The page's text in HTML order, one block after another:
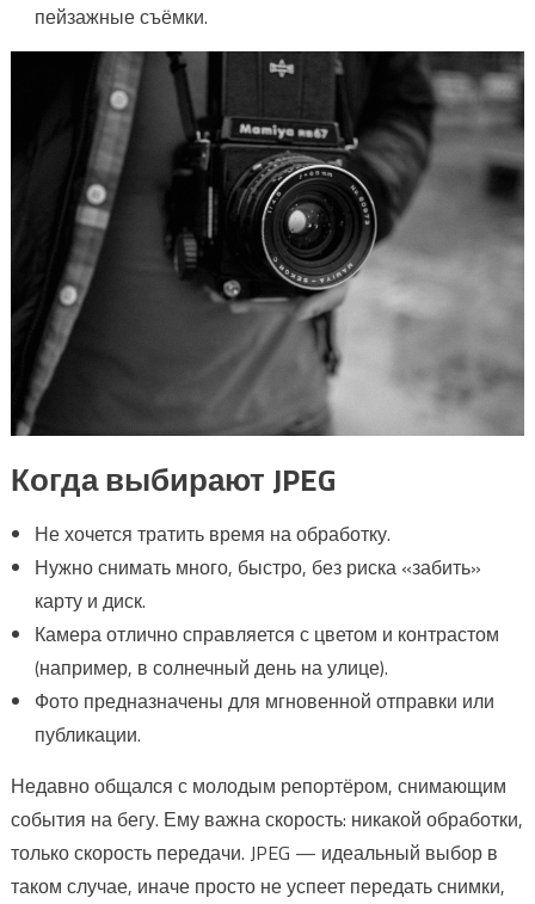
пейзажные съёмки.
Когда выбирают JPEG
Не хочется тратить время на обработку.
Нужно снимать много, быстро, без риска «забить»
карту и диск.
Камера отлично справляется с цветом и контрастом
(например, в солнечный день на улице).
Фото предназначены для мгновенной отправки или
публикации.
Недавно общался с молодым репортёром, снимающим
события на бегу. Ему важна скорость: никакой обработки,
только скорость передачи. JPEG — идеальный выбор в
таком случае, иначе просто не успеет передать снимки,